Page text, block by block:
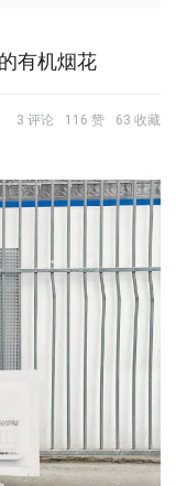
有机烟花
3 评论 116 赞 63 收藏